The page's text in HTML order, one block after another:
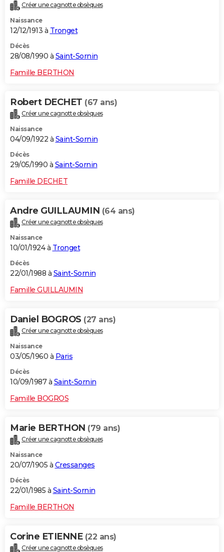
Créer une cagnotte obsèques
Naissance
12/12/1913 à Tronget
Décès
28/08/1990 à Saint-Sornin
Famille BERTHON
Robert DECHET (67 ans)
Créer une cagnotte obsèques
Naissance
04/09/1922 à Saint-Sornin
Décès
29/05/1990 à Saint-Sornin
Famille DECHET
Andre GUILLAUMIN (64 ans)
Créer une cagnotte obsèques
Naissance
10/01/1924 à Tronget
Décès
22/01/1988 à Saint-Sornin
Famille GUILLAUMIN
Daniel BOGROS (27 ans)
Créer une cagnotte obsèques
Naissance
03/05/1960 à Paris
Décès
10/09/1987 à Saint-Sornin
Famille BOGROS
Marie BERTHON (79 ans)
Créer une cagnotte obsèques
Naissance
20/07/1905 à Cressanges
Décès
22/01/1985 à Saint-Sornin
Famille BERTHON
Corine ETIENNE (22 ans)
Créer une cagnotte obsèques